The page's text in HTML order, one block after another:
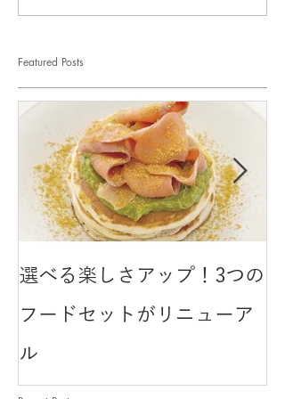
Featured Posts
選べる楽しさアップ！3つの
フードセットがリニューア
ル